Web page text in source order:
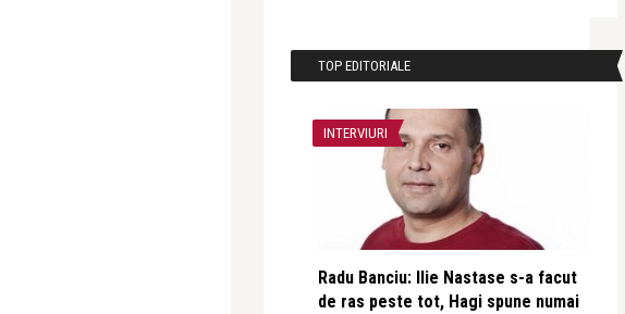
TOP EDITORIALE
INTERVIURI
Radu Banciu: Ilie Nastase s-a facut
de ras peste tot, Hagi spune numai